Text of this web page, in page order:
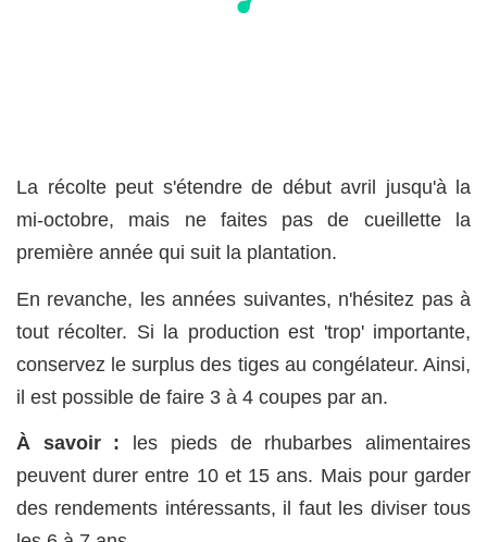
La récolte peut s'étendre de début avril jusqu'à la
mi-octobre, mais ne faites pas de cueillette la
première année qui suit la plantation.
En revanche, les années suivantes, n'hésitez pas à
tout récolter. Si la production est 'trop' importante,
conservez le surplus des tiges au congélateur. Ainsi,
il est possible de faire 3 à 4 coupes par an.
À savoir : les pieds de rhubarbes alimentaires
peuvent durer entre 10 et 15 ans. Mais pour garder
des rendements intéressants, il faut les diviser tous